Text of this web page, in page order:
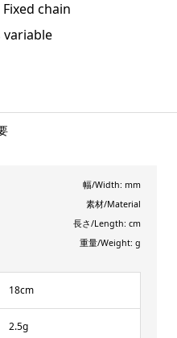
Fixed chain
variable
幅/Width: mm
素材/Material
長さ/Length: cm
重量/Weight: g
18cm
2.5g